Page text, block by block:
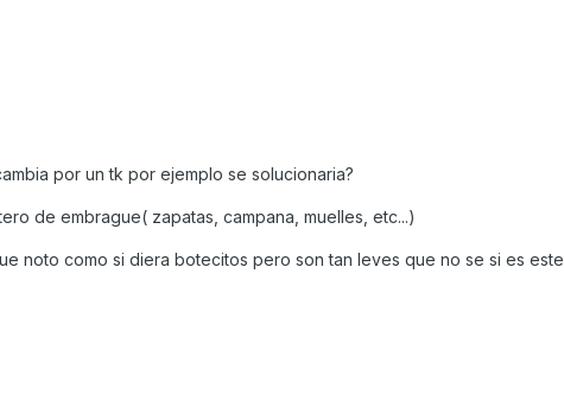
por un tk por ejemplo se solucionaria?
de embrague( zapatas, campana, muelles, etc...)
noto como si diera botecitos pero son tan leves que no se si es este